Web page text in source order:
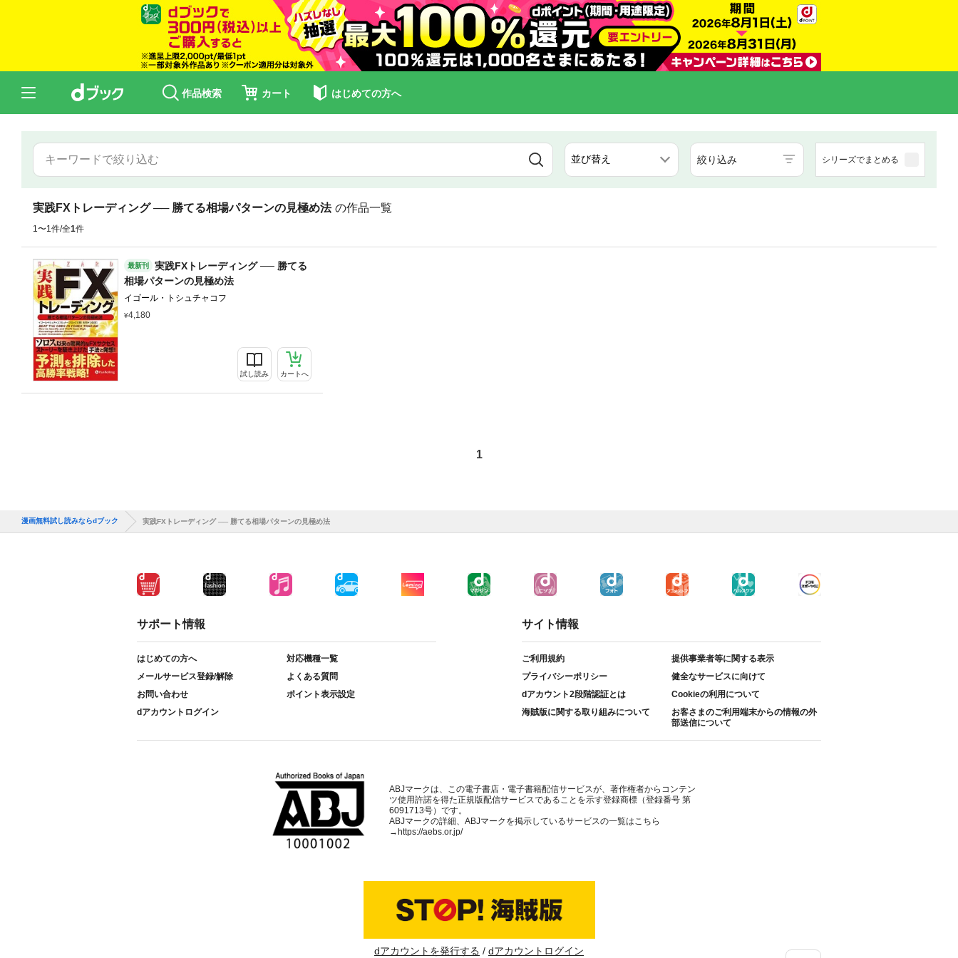
作品検索 カート はじめての方へ
絞り込み シリーズでまとめる
実践FXトレーディング ── 勝てる相場パターンの見極め法 の作品一覧
1〜1件/全1件
最新刊
実践FXトレーディング ── 勝てる
相場パターンの見極め法
イゴール・トシュチャコフ
4,180
試し読み カートへ
1
漫画無料試し読みならdブック 実践FXトレーディング ── 勝てる相場パターンの見極め法
サポート情報
はじめての方へ
対応機種一覧
メールサービス登録/解除
よくある質問
お問い合わせ
ポイント表示設定
dアカウントログイン
サイト情報
ご利用規約
提供事業者等に関する表示
プライバシーポリシー
健全なサービスに向けて
dアカウント2段階認証とは
Cookieの利用について
海賊版に関する取り組みについて
お客さまのご利用端末からの情報の外
部送信について
ABJマークは、この電子書店・電子書籍配信サービスが、著作権者からコンテン
ツ使用許諾を得た正規版配信サービスであることを示す登録商標（登録番号 第
6091713号）です。
ABJマークの詳細、ABJマークを掲示しているサービスの一覧はこちら
→https://aebs.or.jp/
dアカウントを発行する dアカウントログイン